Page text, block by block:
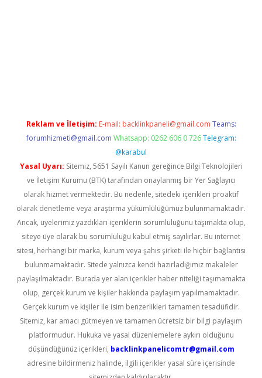
Reklam ve İletişim: E-mail: backlinkpaneli@gmail.com Teams:
forumhizmeti@gmail.com Whatsapp: 0262 606 0 726 Telegram:
@karabul
Yasal Uyarı: Sitemiz, 5651 Sayılı Kanun gereğince Bilgi Teknolojileri
ve İletişim Kurumu (BTK) tarafından onaylanmış bir Yer Sağlayıcı
olarak hizmet vermektedir. Bu nedenle, sitedeki içerikleri proaktif
olarak denetleme veya araştırma yükümlülüğümüz bulunmamaktadır.
Ancak, üyelerimiz yazdıkları içeriklerin sorumluluğunu taşımakta olup,
siteye üye olarak bu sorumluluğu kabul etmiş sayılırlar. Bu internet
sitesi, herhangi bir marka, kurum veya şahıs şirketi ile hiçbir bağlantısı
bulunmamaktadır. Sitede yalnızca kendi hazırladığımız makaleler
paylaşılmaktadır. Burada yer alan içerikler haber niteliği taşımamakta
olup, gerçek kurum ve kişiler hakkında paylaşım yapılmamaktadır.
Gerçek kurum ve kişiler ile isim benzerlikleri tamamen tesadüfidir.
Sitemiz, kar amacı gütmeyen ve tamamen ücretsiz bir bilgi paylaşım
platformudur. Hukuka ve yasal düzenlemelere aykırı olduğunu
düşündüğünüz içerikleri, backlinkpanelicomtr@gmail.com
adresine bildirmeniz halinde, ilgili içerikler yasal süre içerisinde